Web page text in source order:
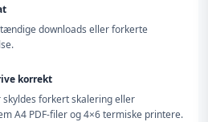
downloads eller forkerte
korrekt
forkert skalering eller
A4 PDF-filer og 4×6 termiske printere.